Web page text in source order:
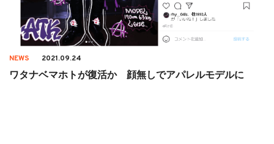
NEWS 2021.09.24
ワタナベマホトが復活か 顔無しでアパレルモデルに